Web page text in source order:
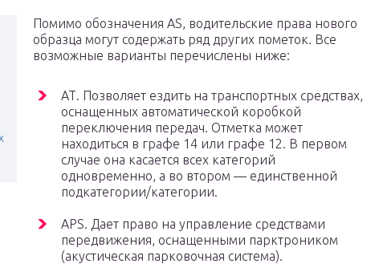
Помимо обозначения AS, водительские права нового
образца могут содержать ряд других пометок. Все
возможные варианты перечислены ниже:
АТ. Позволяет ездить на транспортных средствах,
оснащенных автоматической коробкой
переключения передач. Отметка может
находиться в графе 14 или графе 12. В первом
случае она касается всех категорий
одновременно, а во втором — единственной
подкатегории/категории.
APS. Дает право на управление средствами
передвижения, оснащенными парктроником
(акустическая парковочная система).